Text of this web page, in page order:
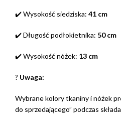
✔️ Wysokość siedziska: 41 cm
✔️ Długość podłokietnika: 50 cm
✔️ Wysokość nóżek: 13 cm
? Uwaga:
Wybrane kolory tkaniny i nóżek
do sprzedającego” podczas